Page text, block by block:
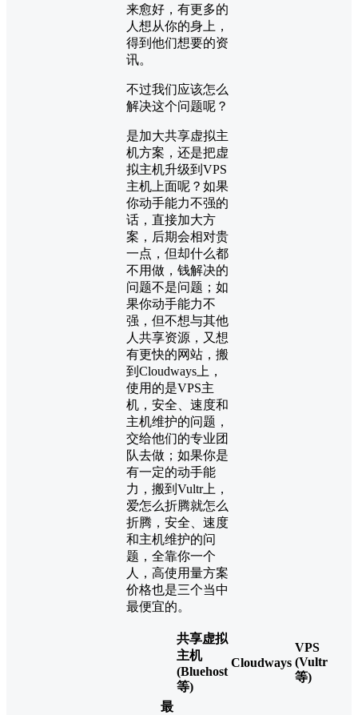
来愈好，有更多的
人想从你的身上，
得到他们想要的资
讯。
不过我们应该怎么
解决这个问题呢？
是加大共享虚拟主
机方案，还是把虚
拟主机升级到VPS
主机上面呢？如果
你动手能力不强的
话，直接加大方
案，后期会相对贵
一点，但却什么都
不用做，钱解决的
问题不是问题；如
果你动手能力不
强，但不想与其他
人共享资源，又想
有更快的网站，搬
到Cloudways上，
使用的是VPS主
机，安全、速度和
主机维护的问题，
交给他们的专业团
队去做；如果你是
有一定的动手能
力，搬到Vultr上，
爱怎么折腾就怎么
折腾，安全、速度
和主机维护的问
题，全靠你一个
人，高使用量方案
价格也是三个当中
最便宜的。
共享虚拟
主机
(Bluehost
等)
Cloudways
VPS
(Vultr
等)
最